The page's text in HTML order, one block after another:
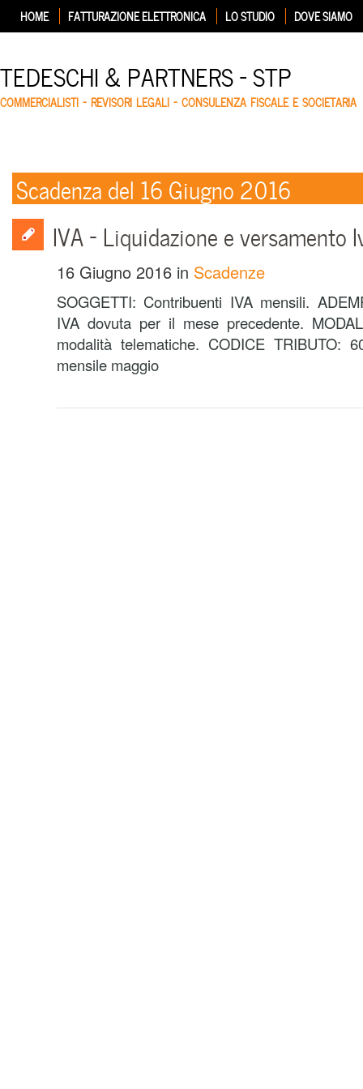
HOME FATTURAZIONE ELETTRONICA LO STUDIO DOVE SIAMO
TEDESCHI & PARTNERS – STP
COMMERCIALISTI – REVISORI LEGALI – CONSULENZA FISCALE E SOCIETARIA
Scadenza del 16 Giugno 2016
IVA – Liquidazione e versamento
16 Giugno 2016 in Scadenze
SOGGETTI: Contribuenti IVA mensili.
IVA dovuta per il mese precedente.
modalità telematiche. CODICE TRIBUTO:
mensile maggio